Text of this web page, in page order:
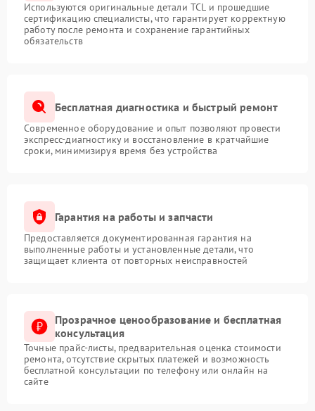
Используются оригинальные детали TCL и прошедшие
сертификацию специалисты, что гарантирует корректную
работу после ремонта и сохранение гарантийных
обязательств
Бесплатная диагностика и быстрый ремонт
Современное оборудование и опыт позволяют провести
экспресс-диагностику и восстановление в кратчайшие
сроки, минимизируя время без устройства
Гарантия на работы и запчасти
Предоставляется документированная гарантия на
выполненные работы и установленные детали, что
защищает клиента от повторных неисправностей
Прозрачное ценообразование и бесплатная
консультация
Точные прайс-листы, предварительная оценка стоимости
ремонта, отсутствие скрытых платежей и возможность
бесплатной консультации по телефону или онлайн на
сайте